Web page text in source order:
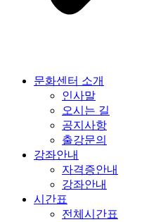
문화센터 소개
인사말
오시는 길
공지사항
출강문의
강좌안내
자격증안내
강좌안내
시간표
전체시간표